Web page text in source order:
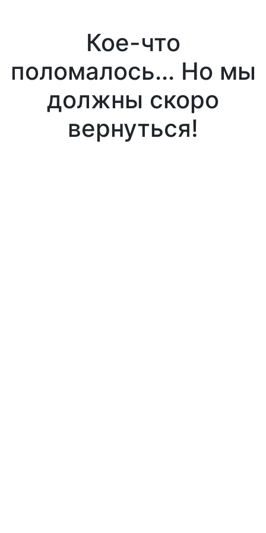
Кое-что
поломалось... Но мы
должны скоро
вернуться!